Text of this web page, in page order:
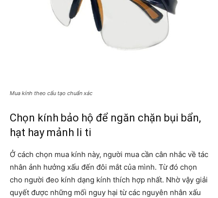
Mua kính theo cấu tạo chuẩn xác
Chọn kính bảo hộ để ngăn chặn bụi bẩn,
hạt hay mảnh li ti
Ở cách chọn mua kính này, người mua cần cân nhắc về tác
nhân ảnh hưởng xấu đến đôi mắt của mình. Từ đó chọn
cho người đeo kính dạng kính thích hợp nhất. Nhờ vậy giải
quyết được những mối nguy hại từ các nguyên nhân xấu